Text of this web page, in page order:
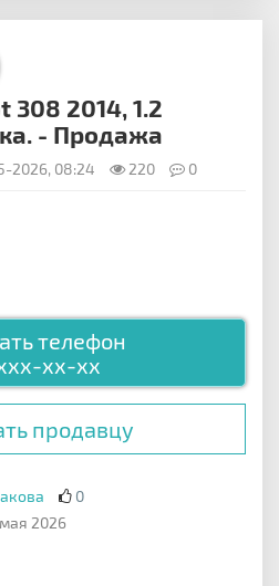
2014, 1.2
- Продажа
2026, 08:24 220 0
телефон
xx-xx
продавцу
0
2026